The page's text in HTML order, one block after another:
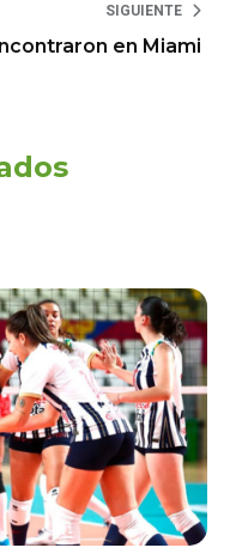
SIGUIENTE
en Miami